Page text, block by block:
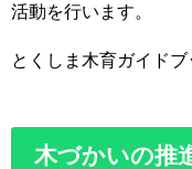
活動を行います。
とくしま木育ガイド
木づかいの推